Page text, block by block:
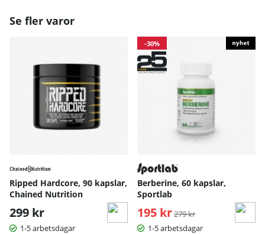
Se fler varor
Ripped Hardcore, 90 kapslar,
Chained Nutrition
299 kr
1-5 arbetsdagar
-30%
Berberine, 60 kapslar,
Sportlab
195 kr Ordinarie pris:
279 kr
1-5 arbetsdagar